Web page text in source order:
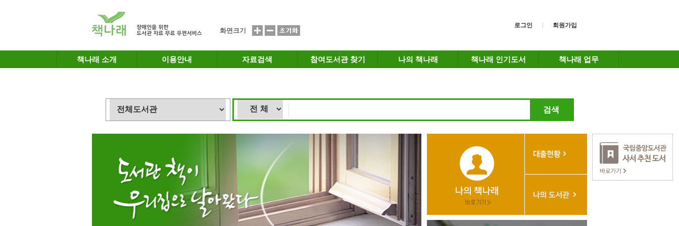
화면크기
로그인 회원가입
책나래 소개 이용안내 자료검색 참여도서관 찾기 나의 책나래 책나래 인기도서 책나래 업무
검색